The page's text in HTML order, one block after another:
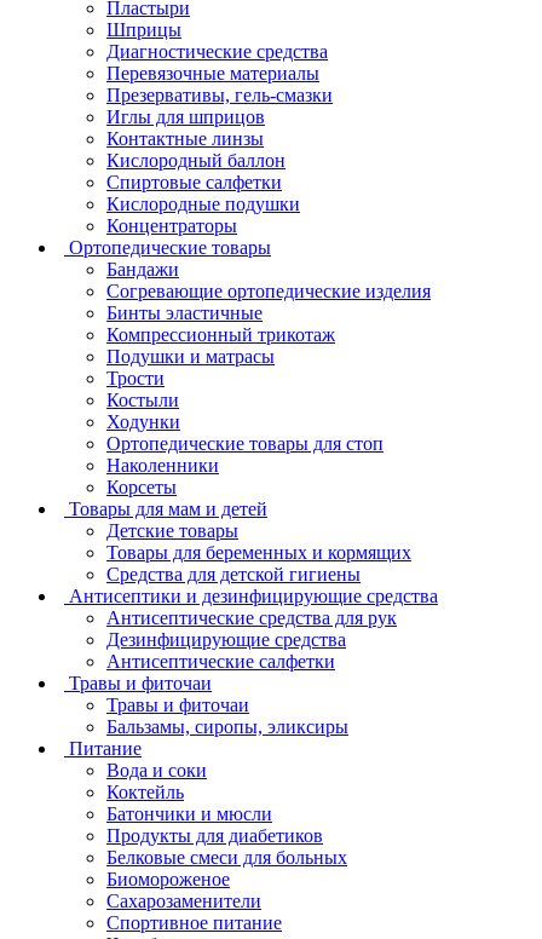
Пластыри
Шприцы
Диагностические средства
Перевязочные материалы
Презервативы, гель-смазки
Иглы для шприцов
Контактные линзы
Кислородный баллон
Спиртовые салфетки
Кислородные подушки
Концентраторы
Ортопедические товары
Бандажи
Согревающие ортопедические изделия
Бинты эластичные
Компрессионный трикотаж
Подушки и матрасы
Трости
Костыли
Ходунки
Ортопедические товары для стоп
Наколенники
Корсеты
Товары для мам и детей
Детские товары
Товары для беременных и кормящих
Средства для детской гигиены
Антисептики и дезинфицирующие средства
Антисептические средства для рук
Дезинфицирующие средства
Антисептические салфетки
Травы и фиточаи
Травы и фиточаи
Бальзамы, сиропы, эликсиры
Питание
Вода и соки
Коктейль
Батончики и мюсли
Продукты для диабетиков
Белковые смеси для больных
Биомороженое
Сахарозаменители
Спортивное питание